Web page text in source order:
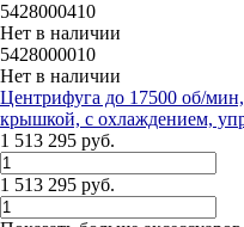
5428000410
Нет в наличии
5428000010
Нет в наличии
Центрифуга до 17500 об/
крышкой, с охлаждением,
1 513 295 руб.
1 513 295 руб.